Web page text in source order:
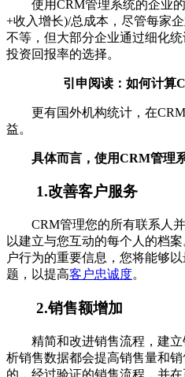
使用CRM管理系统的企业的
+收入增长)/总成本，尽管每家
不等，但大部分企业通过细化
投资回报率的选择。
引申阅读：如何计算
更有国外机构统计，在CRM
益。
具体而言，使用CRM管理
1.改善客户服务
CRM管理您的所有联系人并
以建立与您互动的每个人的档
户行为的重要信息，您将能够
题，以提高客户忠诚度。
2.销售额增加
精简和改进销售流程，建立
析销售数据都会提高销售量和
的，经过验证的销售流程，并